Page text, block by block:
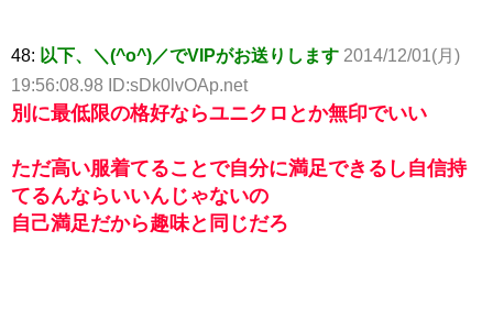
48: 以下、＼(^o^)／でVIPがお送りします 2014/12/01(月)
19:56:08.98 ID:sDk0lvOAp.net
別に最低限の格好ならユニクロとか無印でいい
ただ高い服着てることで自分に満足できるし自信持
てるんならいいんじゃないの
自己満足だから趣味と同じだろ